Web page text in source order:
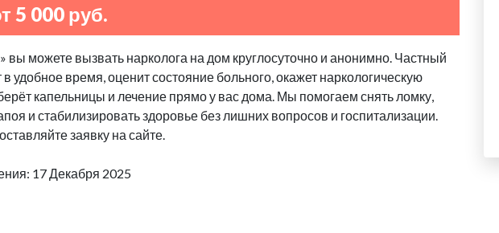
5 000 руб.
вы можете вызвать нарколога на дом круглосуточно и анонимно. Частный
в удобное время, оценит состояние больного, окажет наркологическую
капельницы и лечение прямо у вас дома. Мы помогаем снять ломку,
и стабилизировать здоровье без лишних вопросов и госпитализации.
заявку на сайте.
17 Декабря 2025